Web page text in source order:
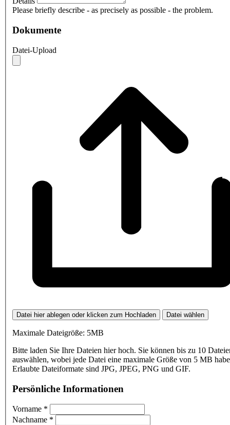
Please briefly describe - as precisely as possible - the problem.
Dokumente
Datei-Upload
Datei hier ablegen oder klicken zum Hochladen Datei wählen
Maximale Dateigröße: 5MB
Bitte laden Sie Ihre Dateien hier hoch. Sie können bis zu 10
auswählen, wobei jede Datei eine maximale Größe von 5 MB
Erlaubte Dateiformate sind JPG, JPEG, PNG und GIF.
Persönliche Informationen
Vorname *
Nachname *